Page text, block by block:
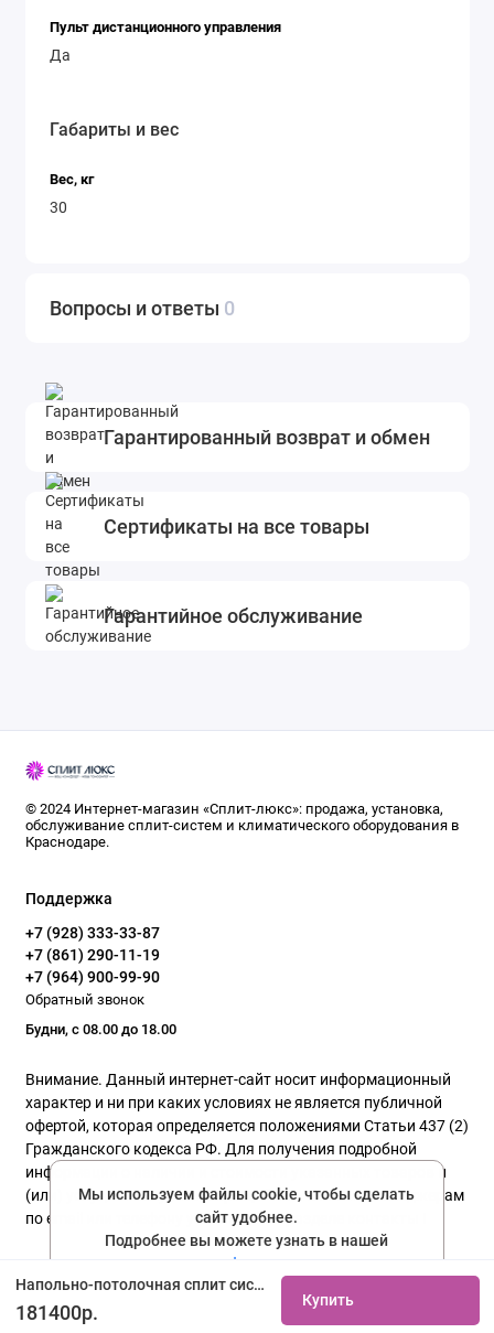
Напольно-потолочная сплит система Lessar LS-H60TIA4/LU-H60UGA4 купить не дорого с установкой. Большой выбор товаров в каталоге, скидки, акции, гарантия.
181400р.
Купить
Пульт дистанционного управления
Да
Габариты и вес
Вес, кг
30
Вопросы и ответы 0
Гарантированный возврат и обмен
Сертификаты на все товары
Гарантийное обслуживание
© 2024 Интернет-магазин «Сплит-люкс»: продажа, установка,
обслуживание сплит-систем и климатического оборудования в
Краснодаре.
Поддержка
+7 (928) 333-33-87
+7 (861) 290-11-19
+7 (964) 900-99-90
Обратный звонок
Будни, с 08.00 до 18.00
Внимание. Данный интернет-сайт носит информационный
характер и ни при каких условиях не является публичной
офертой, которая определяется положениями Статьи 437 (2)
Гражданского кодекса РФ. Для получения подробной
информации о наличии и стоимости указанных товаров и
(или) услуг, пожалуйста, обращайтесь к нашим менеджерам
по email или телефону указанного в разделе контакты !
Мы используем файлы cookie, чтобы сделать
сайт удобнее.
Подробнее вы можете узнать в нашей
политике конфиденциальности